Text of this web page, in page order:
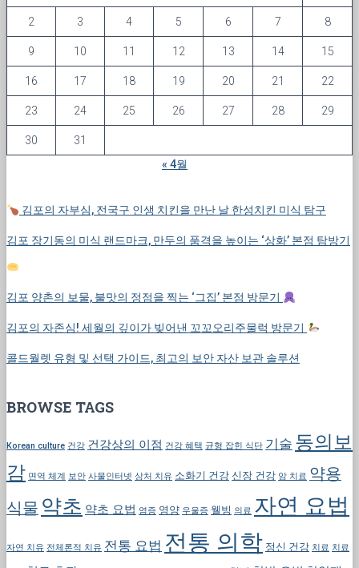
2 3 4 5 6 7 8
9 10 11 12 13 14 15
16 17 18 19 20 21 22
23 24 25 26 27 28 29
30
31
« 4월
김포의 자부심, 전국구 인생 치킨을 만난 날 한성치킨 미식 탐구
김포 장기동의 미식 랜드마크, 만두의 품격을 높이는 ‘상화’ 본점 탐방기
김포 양촌의 보물, 불맛의 정점을 찍는 ‘그집’ 본점 방문기
김포의 자존심! 세월의 깊이가 빚어낸 꼬꼬오리주물럭 방문기
콜드월렛 유형 및 선택 가이드, 최고의 보안 자산 보관 솔루션
BROWSE TAGS
Korean culture 건강 건강상의 이점 건강 혜택 균형 잡힌 식단 기술 동의보
감 면역 체계 보안 사물인터넷 상처 치유 소화기 건강 신장 건강 암 치료 약용
식물 약초 약초 요법 염증 영양 우울증 웰빙 의료 자연 요법
자연 치유 전체론적 치유 전통 요법 전통 의학 정신 건강 치료 치료